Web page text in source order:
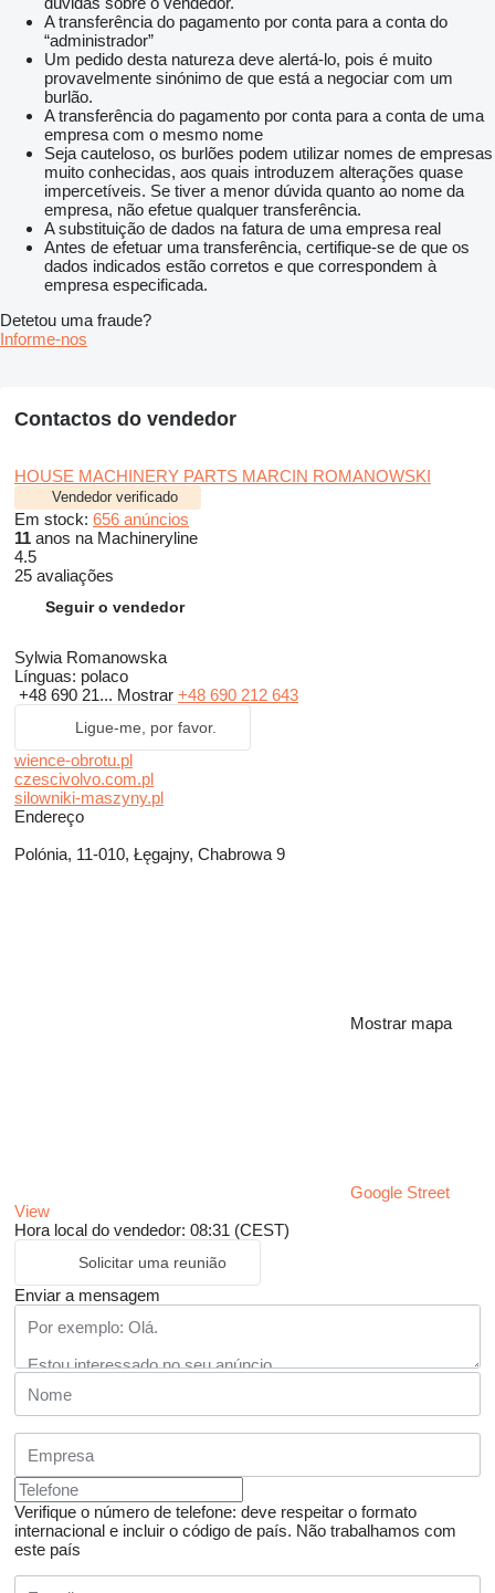
A transferência do pagamento por conta para a conta do
“administrador”
Um pedido desta natureza deve alertá-lo, pois é muito
provavelmente sinónimo de que está a negociar com um
burlão.
A transferência do pagamento por conta para a conta de uma
empresa com o mesmo nome
Seja cauteloso, os burlões podem utilizar nomes de empresas
muito conhecidas, aos quais introduzem alterações quase
impercetíveis. Se tiver a menor dúvida quanto ao nome da
empresa, não efetue qualquer transferência.
A substituição de dados na fatura de uma empresa real
Antes de efetuar uma transferência, certifique-se de que os
dados indicados estão corretos e que correspondem à
empresa especificada.
Detetou uma fraude?
Informe-nos
Contactos do vendedor
HOUSE MACHINERY PARTS MARCIN ROMANOWSKI
Vendedor verificado
Em stock: 656 anúncios
11 anos na Machineryline
4.5
25 avaliações
Seguir o vendedor
Sylwia Romanowska
Línguas: polaco
+48 690 21... Mostrar +48 690 212 643
Ligue-me, por favor.
wience-obrotu.pl
czescivolvo.com.pl
silowniki-maszyny.pl
Endereço
Polónia, 11-010, Łęgajny, Chabrowa 9
Mostrar mapa
Google Street
View
Hora local do vendedor: 08:31 (CEST)
Solicitar uma reunião
Enviar a mensagem
Verifique o número de telefone: deve respeitar o formato
internacional e incluir o código de país. Não trabalhamos com
este país